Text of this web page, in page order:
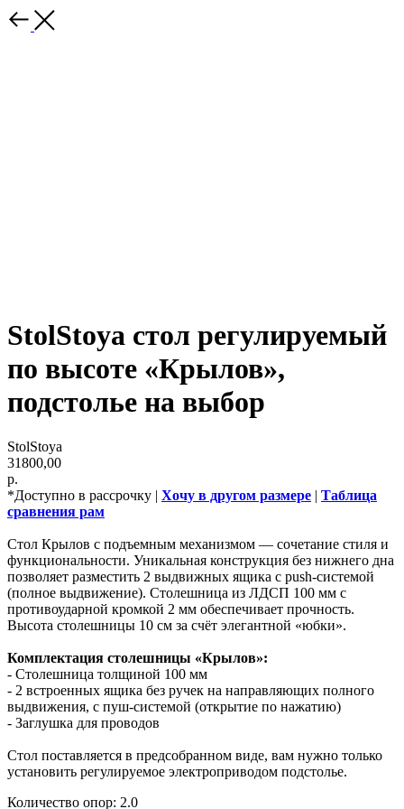
StolStoya стол регулируемый
по высоте «Крылов»,
подстолье на выбор
StolStoya
31800,00
р.
*Доступно в рассрочку | Хочу в другом размере | Таблица
сравнения рам
Стол Крылов с подъемным механизмом — сочетание стиля и
функциональности. Уникальная конструкция без нижнего дна
позволяет разместить 2 выдвижных ящика с push-системой
(полное выдвижение). Столешница из ЛДСП 100 мм с
противоударной кромкой 2 мм обеспечивает прочность.
Высота столешницы 10 см за счёт элегантной «юбки».
Комплектация столешницы «Крылов»:
- Столешница толщиной 100 мм
- 2 встроенных ящика без ручек на направляющих полного
выдвижения, с пуш-системой (открытие по нажатию)
- Заглушка для проводов
Стол поставляется в предсобранном виде, вам нужно только
установить регулируемое электроприводом подстолье.
Количество опор: 2.0